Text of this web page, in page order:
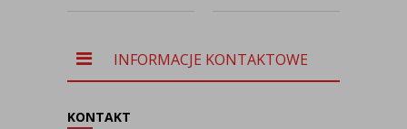
INFORMACJE KONTAKTOWE
KONTAKT